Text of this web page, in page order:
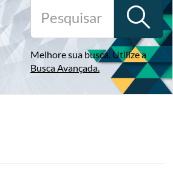
Melhore sua busca. Utilize a
Busca Avançada.